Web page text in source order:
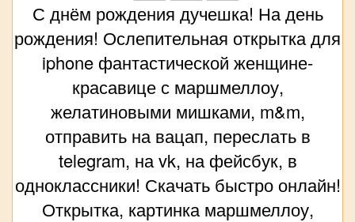
С днём рождения дучешка! На день
рождения! Ослепительная открытка для
iphone фантастической женщине-
красавице с маршмеллоу,
желатиновыми мишками, m&m,
отправить на вацап, переслать в
telegram, на vk, на фейсбук, в
одноклассники! Скачать быстро онлайн!
Открытка, картинка маршмеллоу,